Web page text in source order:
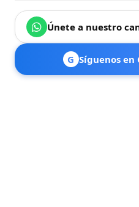
Únete a nuestro
G Síguenos en